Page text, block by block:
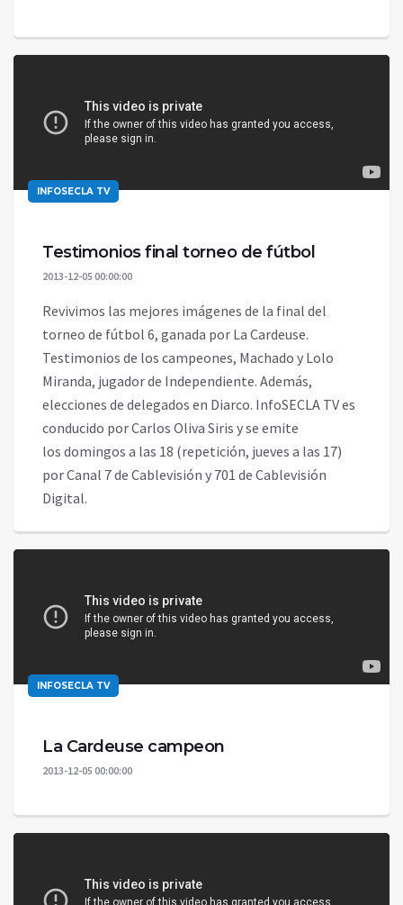
INFOSECLA TV
Testimonios final torneo de fútbol
2013-12-05 00:00:00
Revivimos las mejores imágenes de la final del
torneo de fútbol 6, ganada por La Cardeuse.
Testimonios de los campeones, Machado y Lolo
Miranda, jugador de Independiente. Además,
elecciones de delegados en Diarco. InfoSECLA TV es
conducido por Carlos Oliva Siris y se emite
los domingos a las 18 (repetición, jueves a las 17)
por Canal 7 de Cablevisión y 701 de Cablevisión
Digital.
INFOSECLA TV
La Cardeuse campeon
2013-12-05 00:00:00